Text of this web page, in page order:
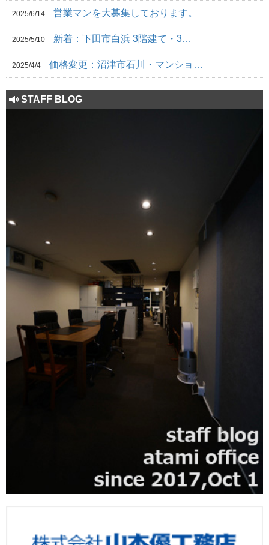
2025/6/14 営業マンを大募集しております。
2025/5/10 新着：下田市白浜 3階建て・3…
2025/4/4 価格変更：沼津市石川・マンショ…
STAFF BLOG